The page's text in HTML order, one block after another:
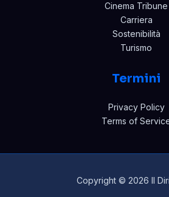
Cinema Tribune
Carriera
Sostenibilità
Turismo
Termini
Privacy Policy
Terms of
Copyright © 2026 Il